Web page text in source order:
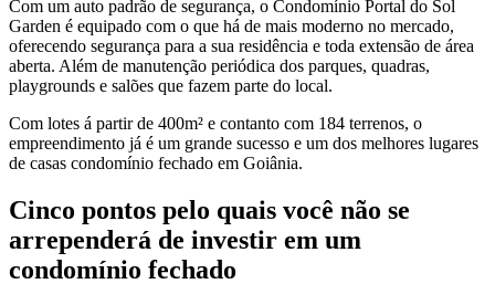
Com um auto padrão de segurança, o Condomínio Portal do Sol
Garden é equipado com o que há de mais moderno no mercado,
oferecendo segurança para a sua residência e toda extensão de área
aberta. Além de manutenção periódica dos parques, quadras,
playgrounds e salões que fazem parte do local.
Com lotes á partir de 400m² e contanto com 184 terrenos, o
empreendimento já é um grande sucesso e um dos melhores lugares
de casas condomínio fechado em Goiânia.
Cinco pontos pelo quais você não se
arrependerá de investir em um
condomínio fechado